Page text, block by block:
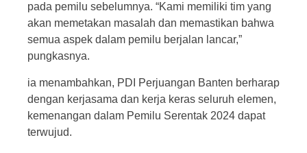
pada pemilu sebelumnya. “Kami memiliki tim yang
akan memetakan masalah dan memastikan bahwa
semua aspek dalam pemilu berjalan lancar,”
pungkasnya.
ia menambahkan, PDI Perjuangan Banten berharap
dengan kerjasama dan kerja keras seluruh elemen,
kemenangan dalam Pemilu Serentak 2024 dapat
terwujud.